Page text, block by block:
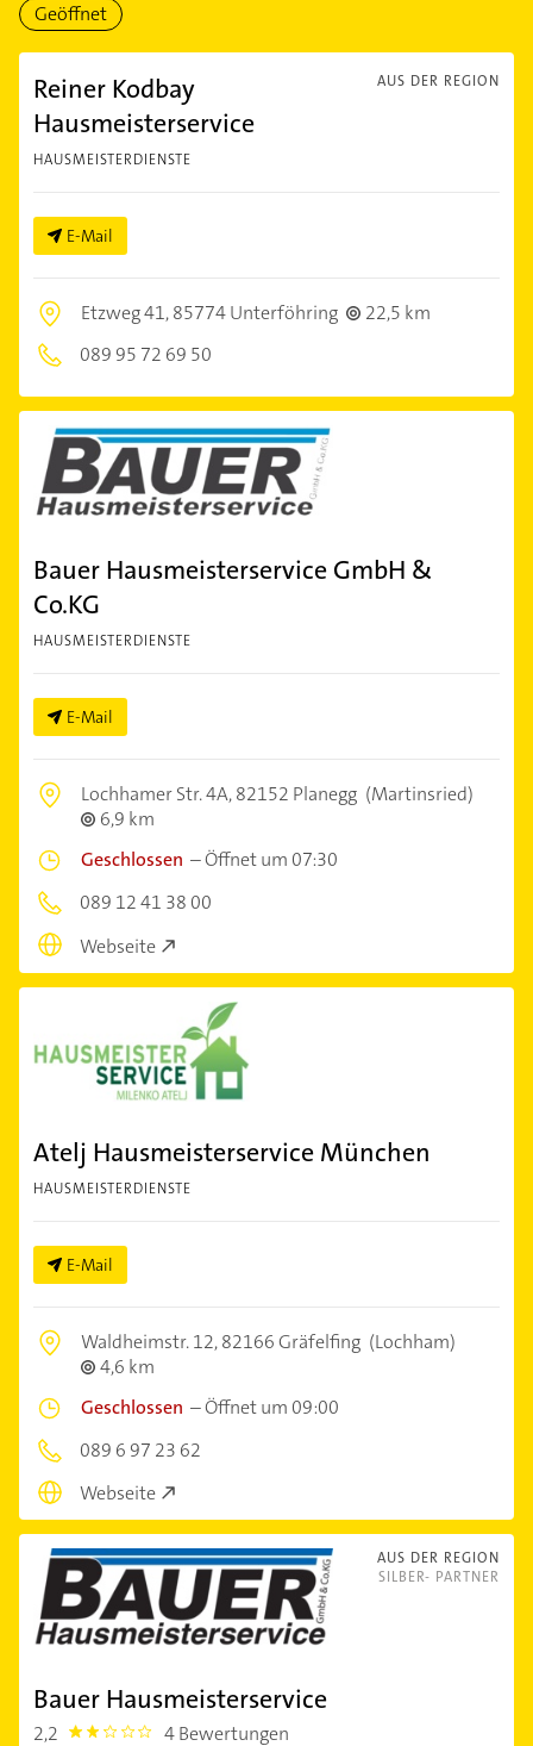
Geöffnet
AUS DER REGION
Reiner Kodbay
Hausmeisterservice
HAUSMEISTERDIENSTE
E-Mail
Etzweg 41,85774 Unterföhring
22,5 km
089 95 72 69 50
Bauer Hausmeisterservice GmbH &
Co.KG
HAUSMEISTERDIENSTE
E-Mail
Lochhamer Str. 4A,82152 Planegg (Martinsried)
6,9 km
Geschlossen –Öffnet um 07:30
089 12 41 38 00
Webseite
Atelj Hausmeisterservice München
HAUSMEISTERDIENSTE
E-Mail
Waldheimstr. 12,82166 Gräfelfing (Lochham)
4,6 km
Geschlossen –Öffnet um 09:00
089 6 97 23 62
Webseite
AUS DER REGION
SILBER- PARTNER
Bauer Hausmeisterservice
2,2 2.2 4 Bewertungen